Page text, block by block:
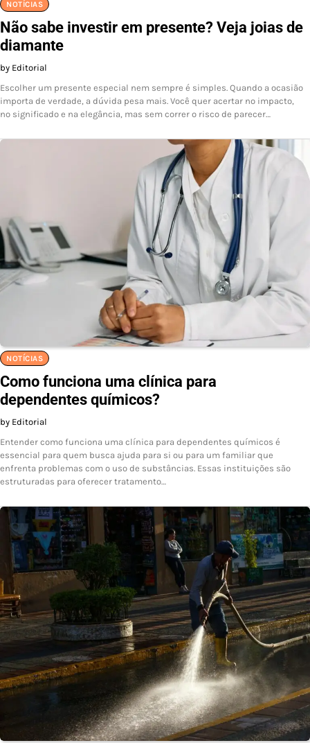
NOTÍCIAS
Não sabe investir em presente? Veja joias de
diamante
by Editorial
Escolher um presente especial nem sempre é simples. Quando a ocasião
importa de verdade, a dúvida pesa mais. Você quer acertar no impacto,
no significado e na elegância, mas sem correr o risco de parecer…
NOTÍCIAS
Como funciona uma clínica para
dependentes químicos?
by Editorial
Entender como funciona uma clínica para dependentes químicos é
essencial para quem busca ajuda para si ou para um familiar que
enfrenta problemas com o uso de substâncias. Essas instituições são
estruturadas para oferecer tratamento…